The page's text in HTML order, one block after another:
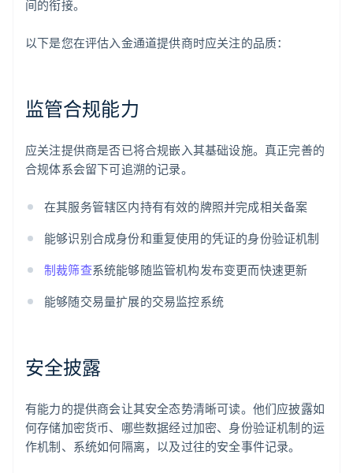
间的衔接。
以下是您在评估入金通道提供商时应关注的品质：
监管合规能力
应关注提供商是否已将合规嵌入其基础设施。真正完善的
合规体系会留下可追溯的记录。
在其服务管辖区内持有有效的牌照并完成相关备案
能够识别合成身份和重复使用的凭证的身份验证机制
制裁筛查系统能够随监管机构发布变更而快速更新
能够随交易量扩展的交易监控系统
安全披露
有能力的提供商会让其安全态势清晰可读。他们应披露如
何存储加密货币、哪些数据经过加密、身份验证机制的运
作机制、系统如何隔离，以及过往的安全事件记录。